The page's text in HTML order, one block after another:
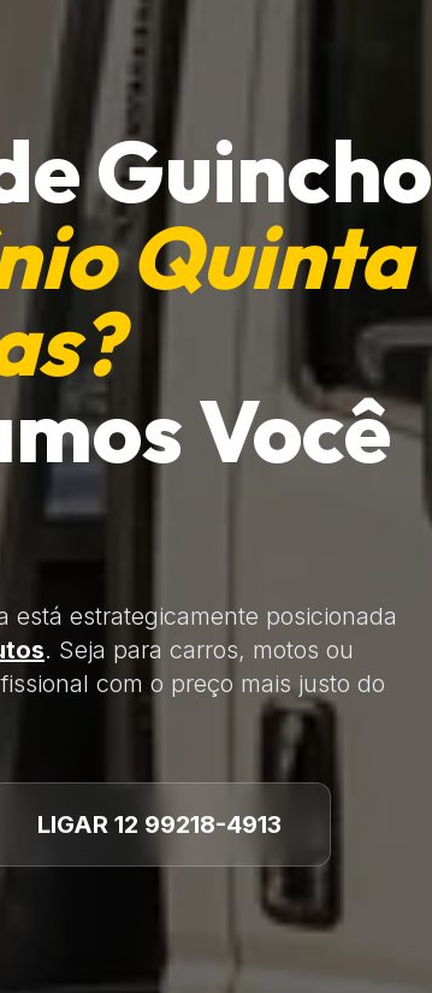
Guincho
Quinta
Você
estrategicamente posicionada
. Seja para carros, motos ou
com o preço mais justo do
LIGAR 12 99218-4913